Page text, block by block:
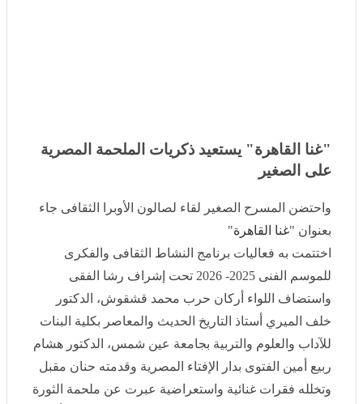
"غنا القاهرة" يستعيد ذكريات الملحمة المصرية
على الصغير
واحتضن المسرح الصغير لقاء لصالون الأوبرا الثقافى جاء
بعنوان "
غنا القاهرة"
اختتمت به فعاليات برنامج النشاط الثقافى والفكرى للموسم
الفنى 2025- 2026 تحت إشراف رشا الفقى واستضاف اللواء
أركان حرب محمد قشقوش، الدكتور خلف الميري أستاذ
التاريخ الحديث والمعاصر بكلية البنات للآداب والعلوم
والتربية بجامعة عين شمس، الدكتور هشام ربيع أمين الفتوى
بدار الإفتاء المصرية وقدمته حنان مقبل وتخلله فقرات غنائية
واستعراضية عبرت عن ملحمة الثورة المصرية وإرادة